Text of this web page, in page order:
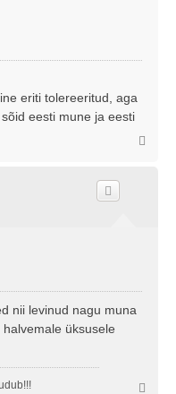
eriti tolereeritud, aga
eesti mune ja eesti
nii levinud nagu muna
üksusele